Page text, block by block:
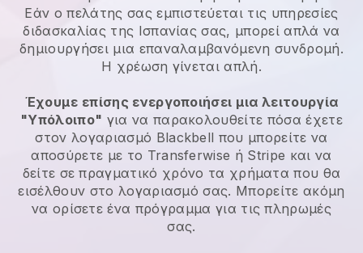
Εάν ο πελάτης σας εμπιστεύεται τις υπηρεσίες
διδασκαλίας της Ισπανίας σας, μπορεί απλά να
δημιουργήσει μια επαναλαμβανόμενη συνδρομή.
Η χρέωση γίνεται απλή.
Έχουμε επίσης ενεργοποιήσει μια λειτουργία
"Υπόλοιπο" για να παρακολουθείτε πόσα έχετε
στον λογαριασμό Blackbell που μπορείτε να
αποσύρετε με το Transferwise ή Stripe και να
δείτε σε πραγματικό χρόνο τα χρήματα που θα
εισέλθουν στο λογαριασμό σας. Μπορείτε ακόμη
να ορίσετε ένα πρόγραμμα για τις πληρωμές
σας.